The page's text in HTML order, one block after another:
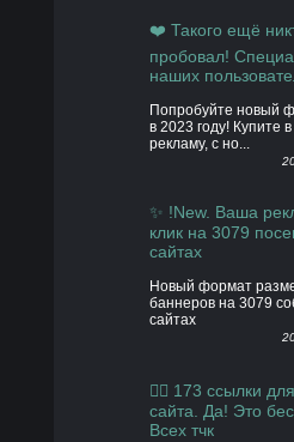
❤️ Такого ещё
пробовал!
наших
Попробуйте новый
в 2023 году! Купите
рекламу, с но...
✨ !New. Ваша
клик на 3079
сайтах
Новый формат
баннеров на 3079
сайтах
👍🏻 173 ссылки
сайта. Да! Это
Всех тчк